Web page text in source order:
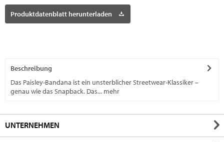
Produktdatenblatt herunterladen
Beschreibung
Das Paisley-Bandana ist ein unsterblicher Streetwear-Klassiker –
genau wie das Snapback. Das... mehr
UNTERNEHMEN